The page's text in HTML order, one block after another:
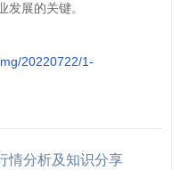
展的关键。
20220722/1-
情分析及知识分享